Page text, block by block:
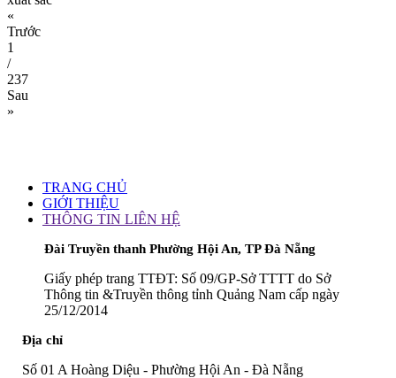
«
Trước
1
/
237
Sau
»
TRANG CHỦ
GIỚI THIỆU
THÔNG TIN LIÊN HỆ
Đài Truyền thanh Phường Hội An, TP Đà Nẵng
Giấy phép trang TTĐT: Số 09/GP-Sở TTTT do Sở
Thông tin &Truyền thông tỉnh Quảng Nam cấp ngày
25/12/2014
Địa chỉ
Số 01 A Hoàng Diệu - Phường Hội An - Đà Nẵng